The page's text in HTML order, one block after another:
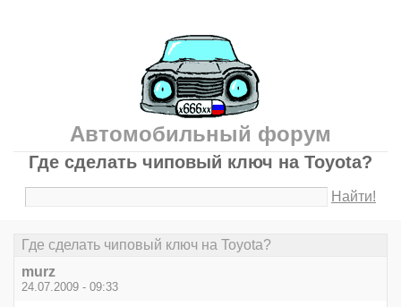
Автомобильный форум
Где сделать чиповый ключ на Toyota?
Найти!
Где сделать чиповый ключ на Toyota?
murz
24.07.2009 - 09:33